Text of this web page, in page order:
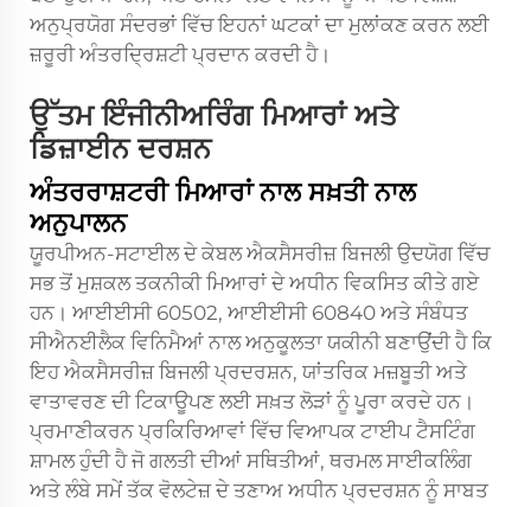
ਅਨੁਪ੍ਰਯੋਗ ਸੰਦਰਭਾਂ ਵਿੱਚ ਇਹਨਾਂ ਘਟਕਾਂ ਦਾ ਮੁਲਾਂਕਣ ਕਰਨ ਲਈ
ਜ਼ਰੂਰੀ ਅੰਤਰਦ੍ਰਿਸ਼ਟੀ ਪ੍ਰਦਾਨ ਕਰਦੀ ਹੈ।
ਉੱਤਮ ਇੰਜੀਨੀਅਰਿੰਗ ਮਿਆਰਾਂ ਅਤੇ
ਡਿਜ਼ਾਈਨ ਦਰਸ਼ਨ
ਅੰਤਰਰਾਸ਼ਟਰੀ ਮਿਆਰਾਂ ਨਾਲ ਸਖ਼ਤੀ ਨਾਲ
ਅਨੁਪਾਲਨ
ਯੂਰਪੀਅਨ-ਸਟਾਈਲ ਦੇ ਕੇਬਲ ਐਕਸੈਸਰੀਜ਼ ਬਿਜਲੀ ਉਦਯੋਗ ਵਿੱਚ
ਸਭ ਤੋਂ ਮੁਸ਼ਕਲ ਤਕਨੀਕੀ ਮਿਆਰਾਂ ਦੇ ਅਧੀਨ ਵਿਕਸਿਤ ਕੀਤੇ ਗਏ
ਹਨ। ਆਈਈਸੀ 60502, ਆਈਈਸੀ 60840 ਅਤੇ ਸੰਬੰਧਤ
ਸੀਐਨਈਲੈਕ ਵਿਨਿਮੈਆਂ ਨਾਲ ਅਨੁਕੂਲਤਾ ਯਕੀਨੀ ਬਣਾਉਂਦੀ ਹੈ ਕਿ
ਇਹ ਐਕਸੈਸਰੀਜ਼ ਬਿਜਲੀ ਪ੍ਰਦਰਸ਼ਨ, ਯਾਂਤਰਿਕ ਮਜ਼ਬੂਤੀ ਅਤੇ
ਵਾਤਾਵਰਣ ਦੀ ਟਿਕਾਊਪਣ ਲਈ ਸਖ਼ਤ ਲੋੜਾਂ ਨੂੰ ਪੂਰਾ ਕਰਦੇ ਹਨ।
ਪ੍ਰਮਾਣੀਕਰਨ ਪ੍ਰਕਿਰਿਆਵਾਂ ਵਿੱਚ ਵਿਆਪਕ ਟਾਈਪ ਟੈਸਟਿੰਗ
ਸ਼ਾਮਲ ਹੁੰਦੀ ਹੈ ਜੋ ਗਲਤੀ ਦੀਆਂ ਸਥਿਤੀਆਂ, ਥਰਮਲ ਸਾਈਕਲਿੰਗ
ਅਤੇ ਲੰਬੇ ਸਮੇਂ ਤੱਕ ਵੋਲਟੇਜ਼ ਦੇ ਤਣਾਅ ਅਧੀਨ ਪ੍ਰਦਰਸ਼ਨ ਨੂੰ ਸਾਬਤ